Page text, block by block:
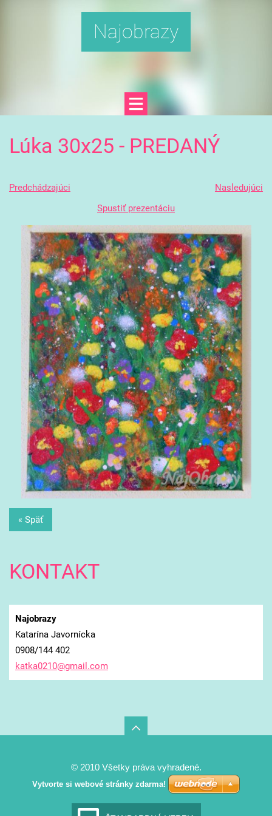
Najobrazy
Lúka 30x25 - PREDANÝ
Predchádzajúci
Nasledujúci
Spustiť prezentáciu
« Späť
KONTAKT
Najobrazy
Katarína Javornícka
0908/144 402
katka0210@gmail.com
© 2010 Všetky práva vyhradené.
Vytvorte si webové stránky zdarma!